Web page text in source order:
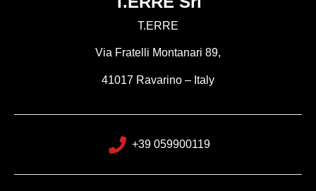
T.ERRE
Via Fratelli Montanari 89,
41017 Ravarino – Italy
+39 059900119